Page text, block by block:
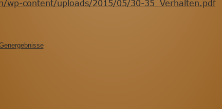
wp-content/uploads/2015/05/30-35_Verhalten.pdf